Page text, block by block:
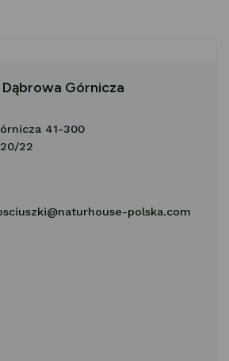
Dąbrowa Górnicza
41-300
22
polska.com